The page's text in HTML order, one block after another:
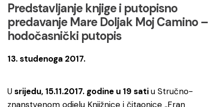
Predstavljanje knjige i putopisno
predavanje Mare Doljak Moj Camino –
hodočasnički putopis
13. studenoga 2017.
Usrijedu, 15.11.2017. godine u 19 satiu Stručno-
znanstvenom odjelu Knjižnice i čitaonice „Fran